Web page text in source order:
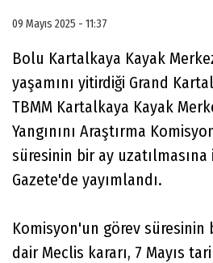
09 Mayıs 2025 - 11:37
Bolu Kartalkaya Kayak
yaşamını yitirdiği Grand
TBMM Kartalkaya Kayak
Yangınını Araştırma
süresinin bir ay
Gazete'de yayımlandı.
Komisyon'un görev süresinin
dair Meclis kararı, 7 Mayıs